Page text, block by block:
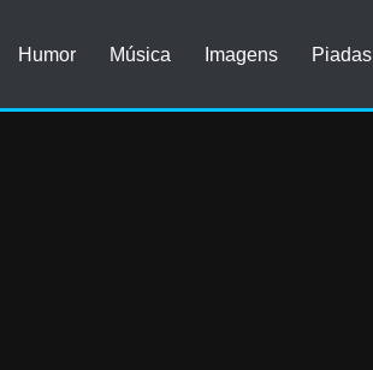
Humor Música Imagens Piadas